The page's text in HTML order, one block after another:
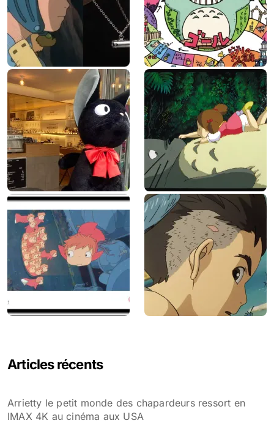
Articles récents
Arrietty le petit monde des chapardeurs ressort en
IMAX 4K au cinéma aux USA